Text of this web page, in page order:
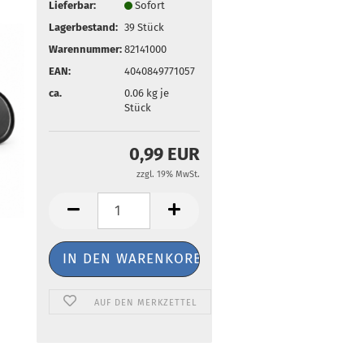
Lieferbar:
Sofort
Lagerbestand: 39 Stück
Warennummer: 82141000
EAN:
4040849771057
ca.
0.06kg je
Stück
0,99 EUR
zzgl. 19% MwSt.
AUF DEN MERKZETTEL